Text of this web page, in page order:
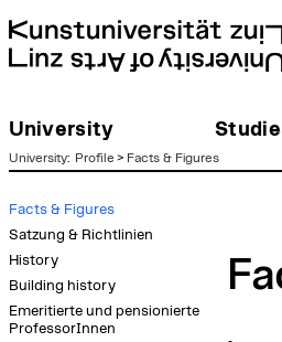
University
University: Profile > Facts & Figures
Facts & Figures
Satzung & Richtlinien
History
Building history
Emeritierte und pensionierte
ProfessorInnen